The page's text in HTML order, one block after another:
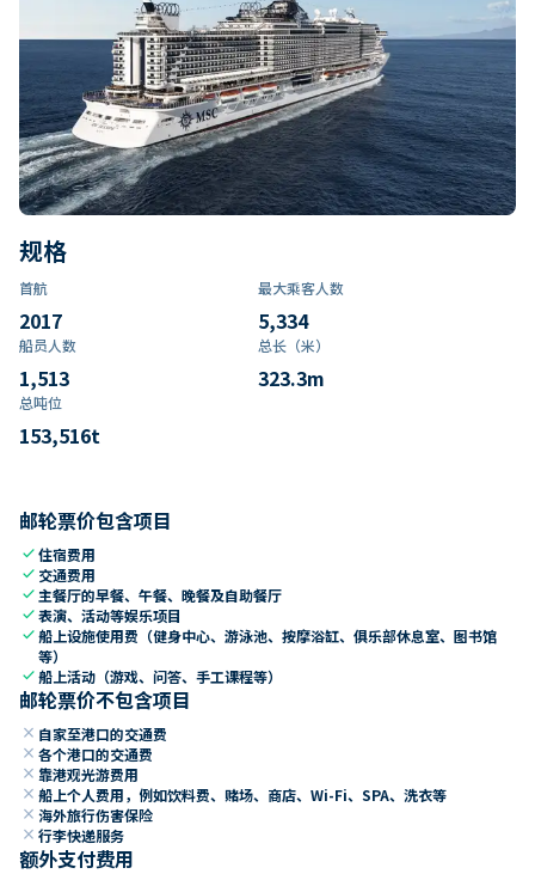
规格
首航
2017
最大乘客人数
5,334
船员人数
1,513
总长（米）
323.3m
总吨位
153,516t
邮轮票价包含项目
check住宿费用
check 交通费用
check 主餐厅的早餐、午餐、晚餐及自助餐厅
check表演、活动等娱乐项目
check船上设施使用费（健身中心、游泳池、按摩浴缸、俱乐部休息室、图书馆
等）
check船上活动（游戏、问答、手工课程等）
邮轮票价不包含项目
close 自家至港口的交通费
close 各个港口的交通费
close 靠港观光游费用
close 船上个人费用，例如饮料费、赌场、商店、Wi-Fi、SPA、洗衣等
close 海外旅行伤害保险
close 行李快递服务
额外支付费用